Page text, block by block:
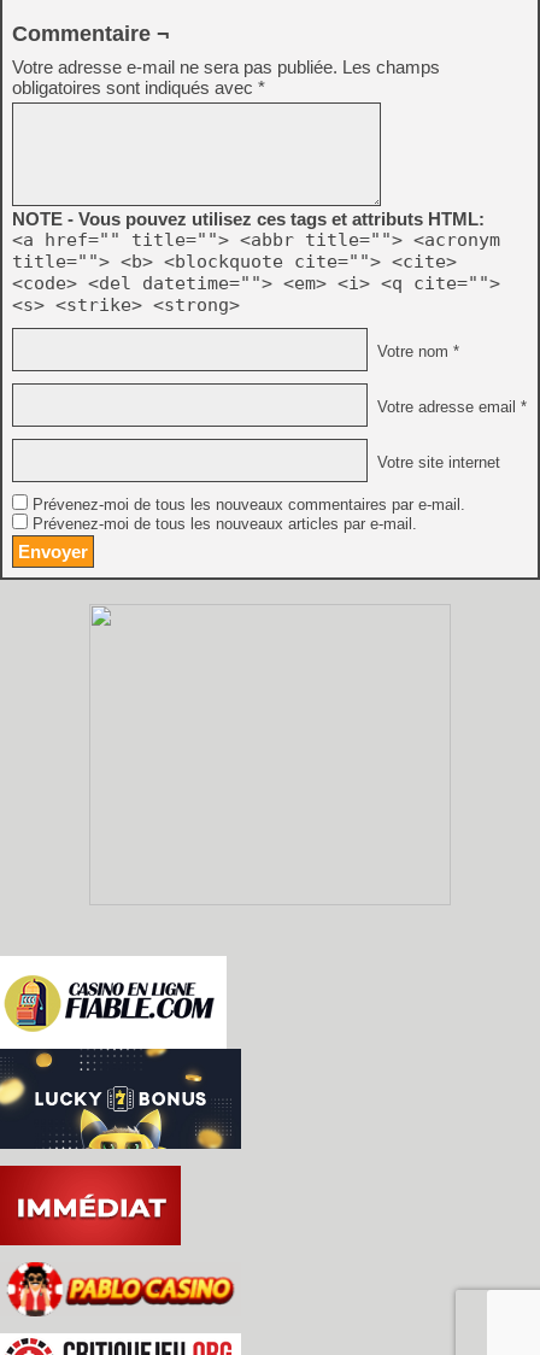
Commentaire ¬
Votre adresse e-mail ne sera pas publiée. Les champs
obligatoires sont indiqués avec *
NOTE - Vous pouvez utilisez ces tags et attributs HTML:
<a href="" title=""> <abbr title=""> <acronym
title=""> <b> <blockquote cite=""> <cite>
<code> <del datetime=""> <em> <i> <q cite="">
<s> <strike> <strong>
Votre nom *
Votre adresse email *
Votre site internet
Prévenez-moi de tous les nouveaux commentaires par e-mail.
Prévenez-moi de tous les nouveaux articles par e-mail.